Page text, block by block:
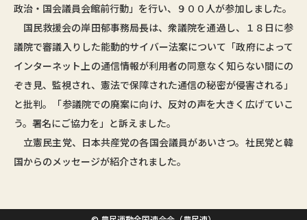
政治・国会議員会館前行動」を行い、９００人が参加しました。
国民救援会の岸田郁事務局長は、衆議院を通過し、１８日に参
議院で審議入りした能動的サイバー法案について「政府によって
インターネット上の通信情報が利用者の同意なく知らない間にの
ぞき見、監視され、憲法で保障された通信の秘密が侵害される」
と批判。「参議院での廃案に向け、反対の声を大きく広げていこ
う。署名にご協力を」と訴えました。
立憲民主党、日本共産党の各国会議員があいさつ。社民党と韓
国からのメッセージが紹介されました。